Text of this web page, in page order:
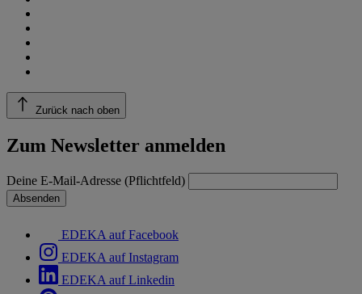
Zurück nach oben
Zum Newsletter anmelden
Deine E-Mail-Adresse (Pflichtfeld)
Absenden
EDEKA auf Facebook
EDEKA auf Instagram
EDEKA auf Linkedin